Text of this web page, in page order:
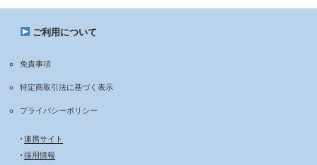
ご利用について
免責事項
特定商取引法に基づく表示
プライバシーポリシー
• 連携サイト
• 採用情報